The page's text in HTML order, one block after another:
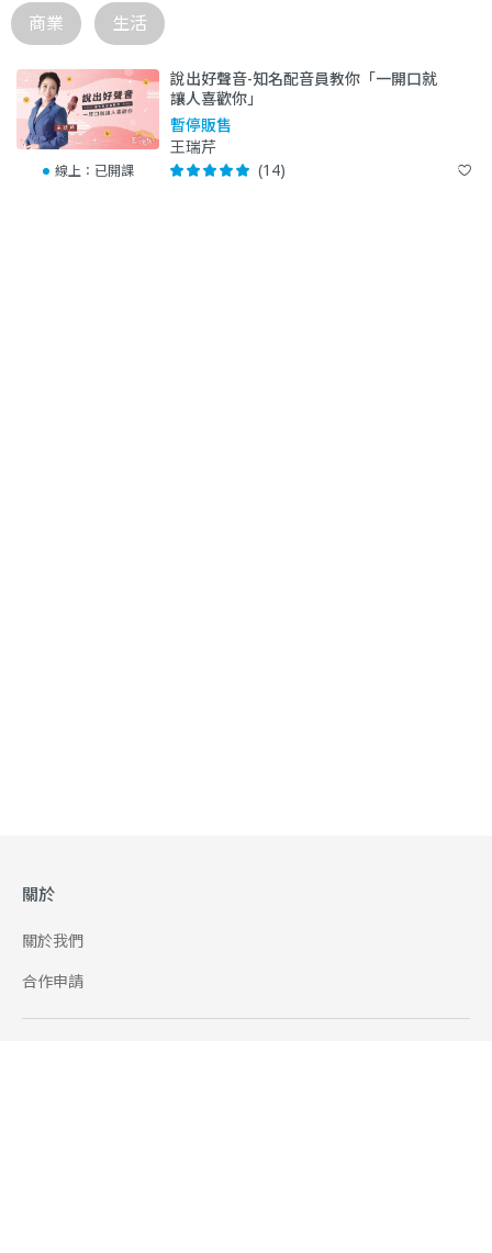
日、韓、泰劇配音|
百萬播放youtube『花媽家說故事』節目主理人|
康熙來了、小明星與大跟班、綜藝大熱門、一袋女王、大學
生了...等綜藝節目嘉賓|
齊聲創藝有限公司 負責人
商業 生活
線上： 已開課
說出好聲音-知名配音員教你「一開口就
讓人喜歡你」
暫停販售
王瑞芹
(14)
關於
關於我們
合作申請